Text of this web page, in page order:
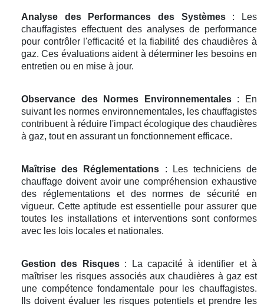
Analyse des Performances des Systèmes: Les
chauffagistes effectuent des analyses de performance
pour contrôler l'efficacité et la fiabilité des chaudières à
gaz. Ces évaluations aident à déterminer les besoins en
entretien ou en mise à jour.
Observance des Normes Environnementales: En
suivant les normes environnementales, les chauffagistes
contribuent à réduire l'impact écologique des chaudières
à gaz, tout en assurant un fonctionnement efficace.
Maîtrise des Réglementations : Les techniciens de
chauffage doivent avoir une compréhension exhaustive
des réglementations et des normes de sécurité en
vigueur. Cette aptitude est essentielle pour assurer que
toutes les installations et interventions sont conformes
avec les lois locales et nationales.
Gestion des Risques: La capacité à identifier et à
maîtriser les risques associés aux chaudières à gaz est
une compétence fondamentale pour les chauffagistes.
Ils doivent évaluer les risques potentiels et prendre les